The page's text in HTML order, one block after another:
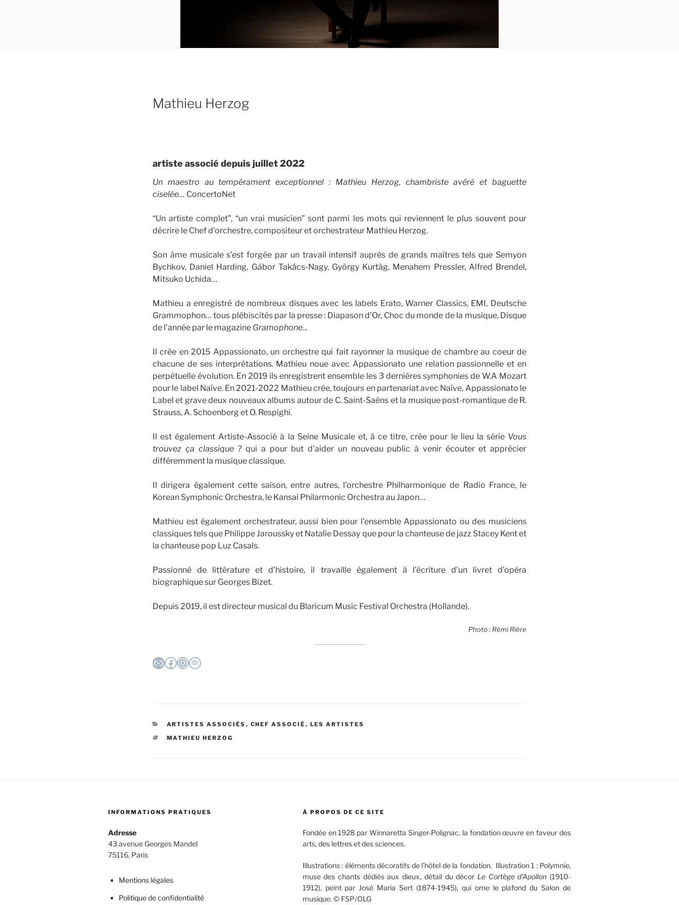
Mathieu Herzog
artiste associé depuis juillet 2022
Un maestro au tempérament exceptionnel : Mathieu Herzog, chambriste avéré et baguette
ciselée… ConcertoNet
“Un artiste complet”, “un vrai musicien” sont parmi les mots qui reviennent le plus souvent pour
décrire le Chef d’orchestre, compositeur et orchestrateur Mathieu Herzog.
Son âme musicale s’est forgée par un travail intensif auprès de grands maîtres tels que Semyon
Bychkov, Daniel Harding, Gábor Takács-Nagy, György Kurtäg, Menahem Pressler, Alfred Brendel,
Mitsuko Uchida…
Mathieu a enregistré de nombreux disques avec les labels Erato, Warner Classics, EMI, Deutsche
Grammophon… tous plébiscités par la presse : Diapason d’Or, Choc du monde de la musique, Disque
de l’année par le magazine Gramophone...
Il crée en 2015 Appassionato, un orchestre qui fait rayonner la musique de chambre au coeur de
chacune de ses interprétations. Mathieu noue avec Appassionato une relation passionnelle et en
perpétuelle évolution. En 2019 ils enregistrent ensemble les 3 dernières symphonies de W.A Mozart
pour le label Naïve. En 2021-2022 Mathieu crée, toujours en partenariat avec Naïve, Appassionato le
Label et grave deux nouveaux albums autour de C. Saint-Saëns et la musique post-romantique de R.
Strauss, A. Schoenberg et O. Respighi.
Il est également Artiste-Associé à la Seine Musicale et, à ce titre, crée pour le lieu la sérieVous
trouvez ça classique ?qui a pour but d’aider un nouveau public à venir écouter et apprécier
différemment la musique classique.
Il dirigera également cette saison, entre autres, l’orchestre Philharmonique de Radio France, le
Korean Symphonic Orchestra, le Kansai Philarmonic Orchestra au Japon…
Mathieu est également orchestrateur, aussi bien pour l’ensemble Appassionato ou des musiciens
classiques tels que Philippe Jaroussky et Natalie Dessay que pour la chanteuse de jazz Stacey Kent et
la chanteuse pop Luz Casals.
Passionné de littérature et d’histoire, il travaille également à l’écriture d’un livret d’opéra
biographique sur Georges Bizet.
Depuis 2019, il est directeur musical du Blaricum Music Festival Orchestra (Hollande).
Photo : Rémi Rière
LienFacebook
Instagram
Spotify
CATÉGORIES
ARTISTES ASSOCIÉS , CHEF ASSOCIÉ , LES ARTISTES
ÉTIQUETTES
MATHIEU HERZOG
INFORMATIONS PRATIQUES
Adresse
43 avenue Georges Mandel
75116, Paris
Mentions légales
Politique de confidentialité
À PROPOS DE CE SITE
Fondée en 1928 par Winnaretta Singer-Polignac, la fondation œuvre en faveur des
arts, des lettres et des sciences.
Illustrations : éléments décoratifs de l’hôtel de la fondation. Illustration 1 : Polymnie,
muse des chants dédiés aux dieux, détail du décor Le Cortège d’Apollon (1910-
1912), peint par José Maria Sert (1874-1945), qui orne le plafond du Salon de
musique. © FSP/OLG